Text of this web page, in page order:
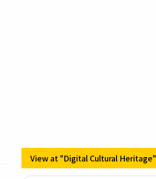
View at "Digital Cultural Heritage"